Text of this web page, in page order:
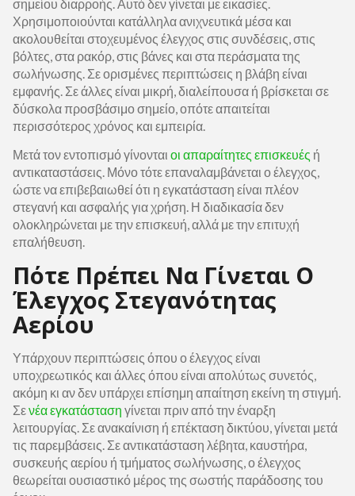
σημείου διαρροής. Αυτό δεν γίνεται με εικασίες.
Χρησιμοποιούνται κατάλληλα ανιχνευτικά μέσα και
ακολουθείται στοχευμένος έλεγχος στις συνδέσεις, στις
βόλτες, στα ρακόρ, στις βάνες και στα περάσματα της
σωλήνωσης. Σε ορισμένες περιπτώσεις η βλάβη είναι
εμφανής. Σε άλλες είναι μικρή, διαλείπουσα ή βρίσκεται σε
δύσκολα προσβάσιμο σημείο, οπότε απαιτείται
περισσότερος χρόνος και εμπειρία.
Μετά τον εντοπισμό γίνονται οι απαραίτητες επισκευές ή
αντικαταστάσεις. Μόνο τότε επαναλαμβάνεται ο έλεγχος,
ώστε να επιβεβαιωθεί ότι η εγκατάσταση είναι πλέον
στεγανή και ασφαλής για χρήση. Η διαδικασία δεν
ολοκληρώνεται με την επισκευή, αλλά με την επιτυχή
επαλήθευση.
Πότε Πρέπει Να Γίνεται Ο
Έλεγχος Στεγανότητας
Αερίου
Υπάρχουν περιπτώσεις όπου ο έλεγχος είναι
υποχρεωτικός και άλλες όπου είναι απολύτως συνετός,
ακόμη κι αν δεν υπάρχει επίσημη απαίτηση εκείνη τη στιγμή.
Σενέα εγκατάσταση γίνεται πριν από την έναρξη
λειτουργίας. Σε ανακαίνιση ή επέκταση δικτύου, γίνεται μετά
τις παρεμβάσεις. Σε αντικατάσταση λέβητα, καυστήρα,
συσκευής αερίου ή τμήματος σωλήνωσης, ο έλεγχος
θεωρείται ουσιαστικό μέρος της σωστής παράδοσης του